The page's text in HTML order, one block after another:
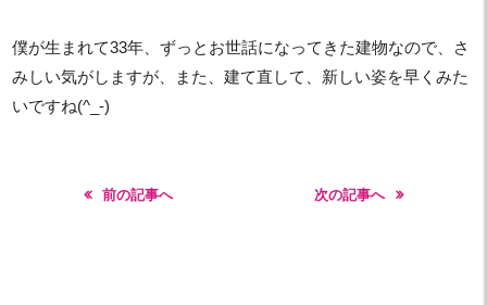
僕が生まれて33年、ずっとお世話になってきた建物なので、さ
みしい気がしますが、また、建て直して、新しい姿を早くみた
いですね(^_-)
前の記事へ 次の記事へ